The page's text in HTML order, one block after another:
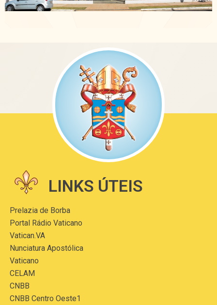
LINKS ÚTEIS
Prelazia de Borba
Portal Rádio Vaticano
Vatican.VA
Nunciatura Apostólica
Vaticano
CELAM
CNBB
CNBB Centro Oeste1